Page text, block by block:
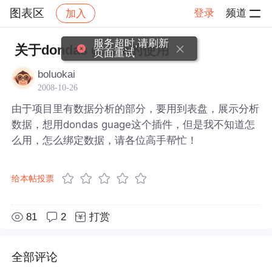
图表区 加入 登录 频道
社区 图表区 帖子详情
关于dondas guage的使用
boluokai
2008-10-26
由于项目里有数据分析的部分，要用到表盘，展示分析
数据，想用dondas guage这个插件，但是我不知道怎
么用，怎么绑定数据，请各位高手帮忙！
给本帖投票
81 2 打赏
全部评论
服务超时,请刷新
页面重试